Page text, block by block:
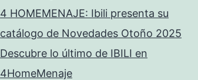
4 HOMEMENAJE: Ibili presenta su
catálogo de Novedades Otoño 2025
Descubre lo último de IBILI en
4HomeMenaje